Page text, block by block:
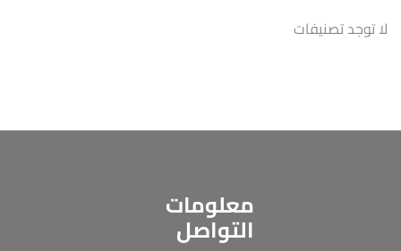
لا توجد تصنيفات
معلومات
التواصل